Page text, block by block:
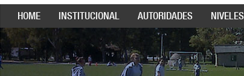
HOME INSTITUCIONAL AUTORIDADES